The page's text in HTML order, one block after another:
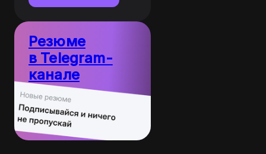
Резюме
в Telegram-
канале
10
резюме
каждый
день